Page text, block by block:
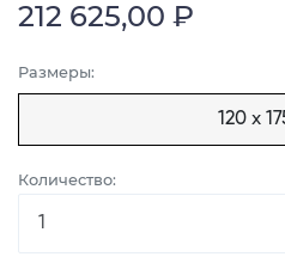
212 625,00 ₽
Размеры:
120 x
Количество: